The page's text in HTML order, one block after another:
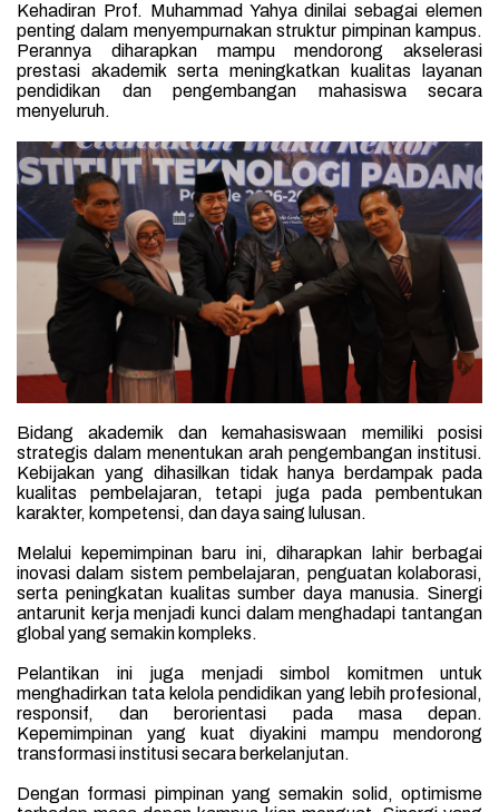
Kehadiran Prof. Muhammad Yahya dinilai sebagai elemen
penting dalam menyempurnakan struktur pimpinan kampus.
Perannya diharapkan mampu mendorong akselerasi
prestasi akademik serta meningkatkan kualitas layanan
pendidikan dan pengembangan mahasiswa secara
menyeluruh.
Bidang akademik dan kemahasiswaan memiliki posisi
strategis dalam menentukan arah pengembangan institusi.
Kebijakan yang dihasilkan tidak hanya berdampak pada
kualitas pembelajaran, tetapi juga pada pembentukan
karakter, kompetensi, dan daya saing lulusan.
Melalui kepemimpinan baru ini, diharapkan lahir berbagai
inovasi dalam sistem pembelajaran, penguatan kolaborasi,
serta peningkatan kualitas sumber daya manusia. Sinergi
antarunit kerja menjadi kunci dalam menghadapi tantangan
global yang semakin kompleks.
Pelantikan ini juga menjadi simbol komitmen untuk
menghadirkan tata kelola pendidikan yang lebih profesional,
responsif, dan berorientasi pada masa depan.
Kepemimpinan yang kuat diyakini mampu mendorong
transformasi institusi secara berkelanjutan.
Dengan formasi pimpinan yang semakin solid, optimisme